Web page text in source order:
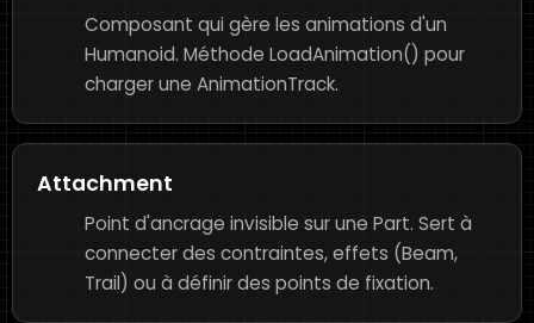
Composant qui gère les animations d'un
Humanoid. Méthode LoadAnimation() pour
charger une AnimationTrack.
Attachment
Point d'ancrage invisible sur une Part. Sert à
connecter des contraintes, effets (Beam,
Trail) ou à définir des points de fixation.